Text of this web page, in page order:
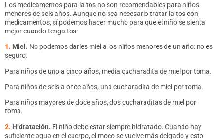
Los medicamentos para la tos no son recomendables para niños
menores de seis años. Aunque no sea necesario tratar la tos con
medicamentos, sí podemos hacer mucho para que el niño se sienta
mejor cuando tenga tos:
1. Miel. No podemos darles miel a los niños menores de un año: no es
seguro.
Para niños de uno a cinco años, media cucharadita de miel por toma.
Para niños de seis a once años, una cucharadita de miel por toma.
Para niños mayores de doce años, dos cucharaditas de miel por
toma.
2. Hidratación. El niño debe estar siempre hidratado. Cuando hay
suficiente agua en el cuerpo, el moco se vuelve más delgado y esto